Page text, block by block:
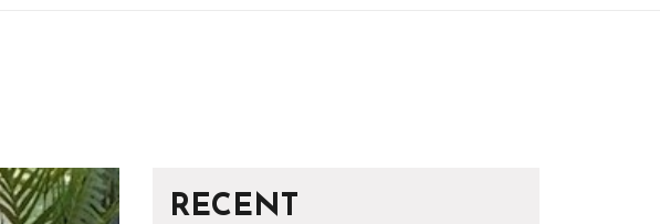
RECENT